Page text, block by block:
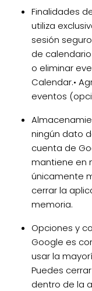
Finalidades
utiliza
sesión
de
o eliminar
Calendar.•
eventos
ningún dato
cuenta de
mantiene en
únicamente
cerrar la
memoria.
Opciones y
Google es
usar la
Puedes
dentro de la